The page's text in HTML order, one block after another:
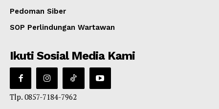
Pedoman Siber
SOP Perlindungan Wartawan
Ikuti Sosial Media Kami
Tlp. 0857-7184-7962